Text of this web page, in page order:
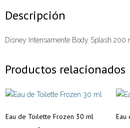
Descripción
Disney Intensamente Body Splash 200
Productos relacionados
Eau de Toilette Frozen 30 ml Eau